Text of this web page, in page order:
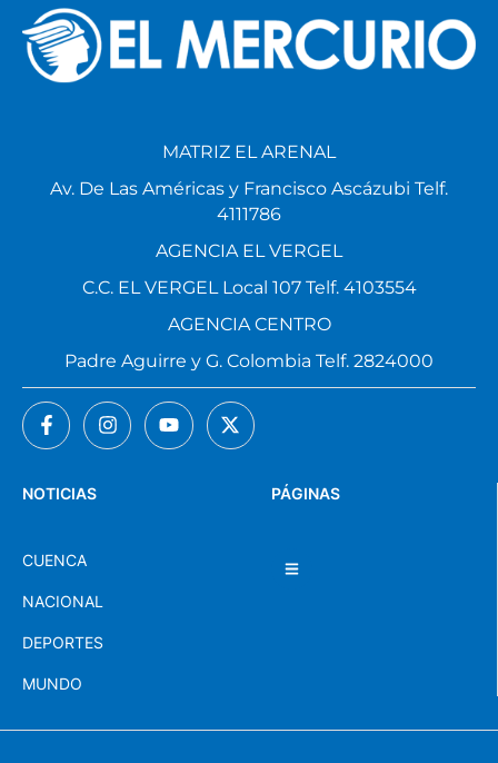
PÁGINAS
NOTICIAS
CUENCA
NACIONAL
DEPORTES
MUNDO
MATRIZ EL ARENAL
Av. De Las Américas y Francisco Ascázubi Telf.
4111786
AGENCIA EL VERGEL
C.C. EL VERGEL Local 107 Telf. 4103554
AGENCIA CENTRO
Padre Aguirre y G. Colombia Telf. 2824000